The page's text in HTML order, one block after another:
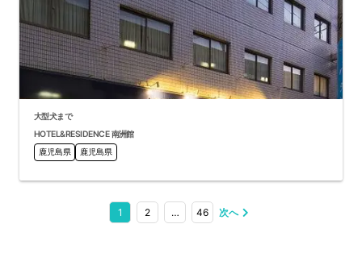
大型犬まで
HOTEL&RESIDENCE 南洲館
鹿児島県
鹿児島県
1 2 … 46 次へ